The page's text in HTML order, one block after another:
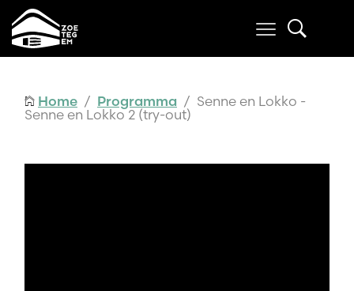
Home / Programma / Senne en Lokko -
Senne en Lokko 2 (try-out)